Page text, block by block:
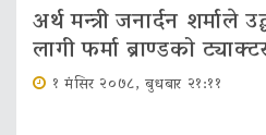
अर्थ मन्त्री जनार्दन
लागी फर्मा ब्राण्डको
१ मंसिर २०७८, बुधबार २१:११